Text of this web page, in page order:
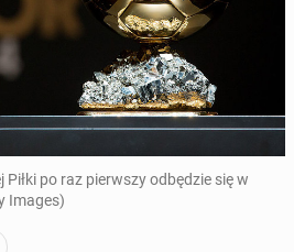
po raz pierwszy odbędzie się w
Images)